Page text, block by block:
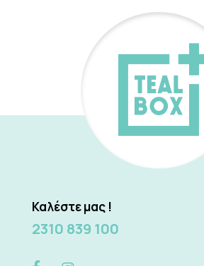
Καλέστε μας !
2310 839 100